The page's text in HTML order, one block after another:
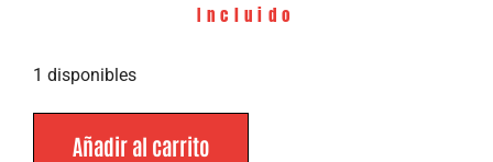
Incluido
1 disponibles
Añadir al carrito